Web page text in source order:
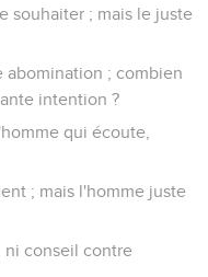
souhaiter ; mais le juste
abomination ; combien
intention ?
qui écoute,
; mais l'homme juste
ni conseil contre